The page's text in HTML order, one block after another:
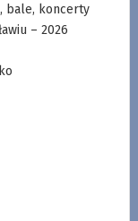
bale, koncerty
– 2026